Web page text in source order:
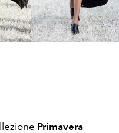
Primavera